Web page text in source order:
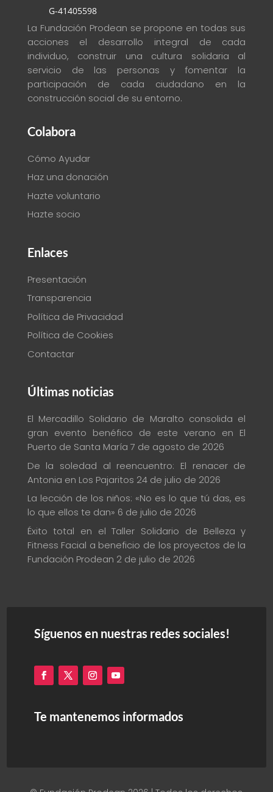
G-41405598
La Fundación Prodean se propone en todas sus
acciones el desarrollo integral de cada
individuo, construir una cultura solidaria al
servicio de las personas y fomentar la
participación de cada ciudadano en la
construcción social de su entorno.
Colabora
Cómo Ayudar
Haz una donación
Hazte voluntario
Hazte socio
Enlaces
Presentación
Transparencia
Política de Privacidad
Política de Cookies
Contactar
Últimas noticias
El Mercadillo Solidario de Maralto consolida el
gran evento benéfico de este verano en El
Puerto de Santa María 7 de agosto de 2026
De la soledad al reencuentro: El renacer de
Antonia en Los Pajaritos 24 de julio de 2026
La lección de los niños: «No es lo que tú das, es
lo que ellos te dan» 6 de julio de 2026
Éxito total en el Taller Solidario de Belleza y
Fitness Facial a beneficio de los proyectos de la
Fundación Prodean 2 de julio de 2026
Síguenos en nuestras redes sociales!
Te mantenemos informados